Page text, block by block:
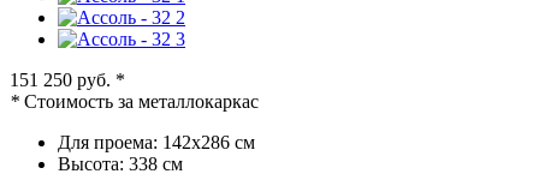
151 250 руб. *
* Стоимость за металлокаркас
Для проема: 142х286 см
Высота: 338 см